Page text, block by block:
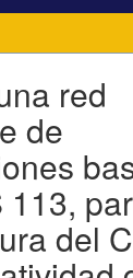
red
de
113,
del